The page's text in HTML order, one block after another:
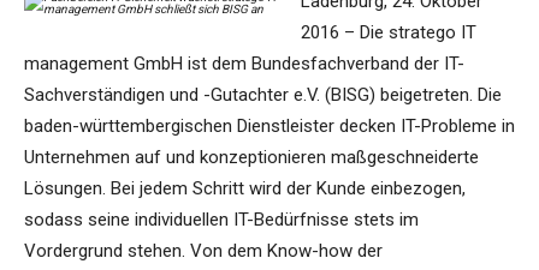
2016 – Die stratego IT
management GmbH ist dem Bundesfachverband der IT-
Sachverständigen und -Gutachter e.V. (BISG) beigetreten. Die
baden-württembergischen Dienstleister decken IT-Probleme in
Unternehmen auf und konzeptionieren maßgeschneiderte
Lösungen. Bei jedem Schritt wird der Kunde einbezogen,
sodass seine individuellen IT-Bedürfnisse stets im
Vordergrund stehen. Von dem Know-how der